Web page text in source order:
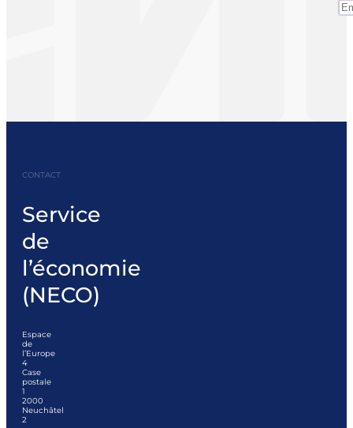
CONTACT
Service
de
l’économie
(NECO)
Espace
de
l’Europe
4
Case
postale
1
2000
Neuchâtel
2